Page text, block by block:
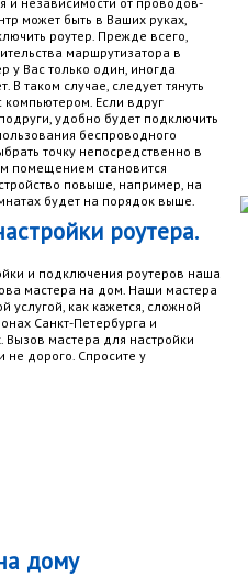
может быть в Ваших руках,
роутер. Прежде всего,
маршрутизатора в
у Вас только один, иногда
таком случае, следует тянуть
компьютером. Если вдруг
удобно будет подключить
беспроводного
точку непосредственно в
помещением становится
повыше, например, на
будет на порядок выше.
роутера.
и подключения роутеров наша
мастера на дом. Наши мастера
услугой, как кажется, сложной
Санкт-Петербурга и
мастера для настройки
не дорого. Спросите у
дому